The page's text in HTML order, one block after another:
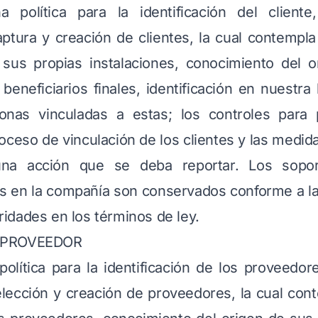
política para la identificación del
y creación de clientes, la cual
propias instalaciones, conocimiento del
finales, identificación en
vinculadas a estas; los controles para
de vinculación de los clientes y las
acción que se deba reportar. Los
en la compañía son conservados conforme a
en los términos de ley.
para la identificación de los
y creación de proveedores, la cual